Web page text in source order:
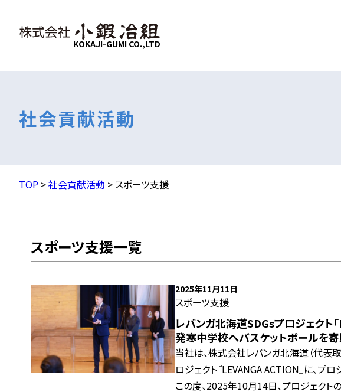
KOKAJI-GUMI CO.,LTD
社会貢献活動
TOP >社会貢献活動 >スポーツ支援
スポーツ支援一覧
2025年11月11日
スポーツ支援
レバンガ北海道SDGsプロジェクト
発寒中学校へバスケットボールを
当社は、株式会社レバンガ北海道（代表
ロジェクト『LEVANGA ACTION』に、プ
この度、2025年10月14日、プロジェク